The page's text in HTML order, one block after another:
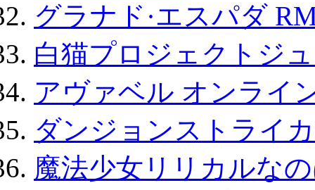
グラナド·エスパダ
白猫プロジェクトジ
アヴァベル オンライ
ダンジョンストライ
魔法少女リリカルな